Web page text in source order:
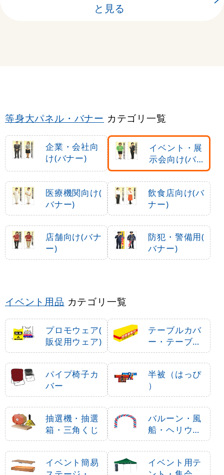
と見る
等身大パネル・バナー カテゴリ一覧
企業・会社向
け(バナー)
イベント・展
示会向け(バ
ナー)
医療機関向け(
バナー)
飲食店向け(バ
ナー)
店舗向け(バナ
ー)
防犯・警備用(
バナー)
イベント用品 カテゴリ一覧
プロモウェア(
販促用ウェア)
テーブルカバ
ー・テーブル
クロス
パイプ椅子カ
バー
半被（はっぴ
）
抽選機・抽選
箱・三角くじ
バルーン・風
船・ヘリウム
ガス
イベント簡易
イベント用テ